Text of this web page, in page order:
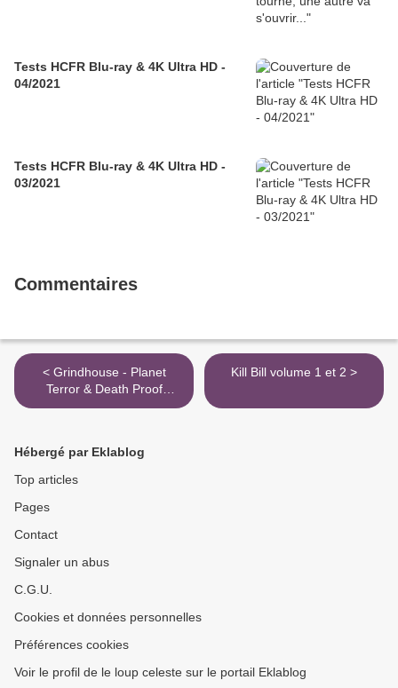
Tests HCFR Blu-ray & 4K Ultra HD -
04/2021
Tests HCFR Blu-ray & 4K Ultra HD -
03/2021
Commentaires
< Grindhouse - Planet
Terror & Death Proof
(Import US)
Kill Bill volume 1 et 2 >
Hébergé par Eklablog
Top articles
Pages
Contact
Signaler un abus
C.G.U.
Cookies et données personnelles
Préférences cookies
Voir le profil de le loup celeste sur le portail Eklablog